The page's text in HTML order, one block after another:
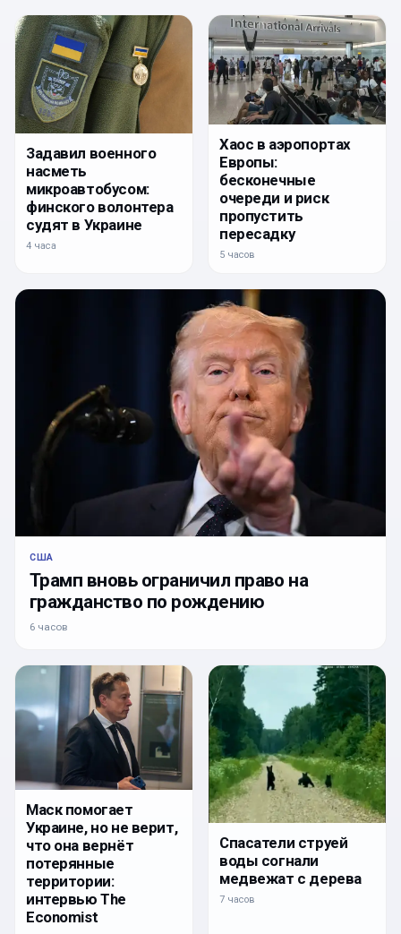
Задавил военного
насметь
микроавтобусом:
финского волонтера
судят в Украине
4 часа
Хаос в аэропортах
Европы:
бесконечные
очереди и риск
пропустить
пересадку
5 часов
США
Трамп вновь ограничил право на
гражданство по рождению
6 часов
Маск помогает
Украине, но не верит,
что она вернёт
потерянные
территории:
интервью The
Economist
Спасатели струей
воды согнали
медвежат с дерева
7 часов